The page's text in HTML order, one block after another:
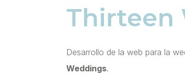
Thirteen
Desarrollo de la web para la
Weddings.